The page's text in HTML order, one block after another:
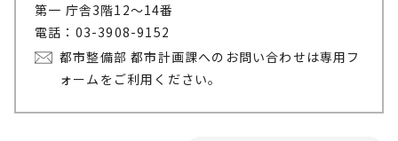
第一 庁舎3階12～14番
電話：03-3908-9152
都市整備部 都市計画課へのお問い合わせは専用フ
ォームをご利用ください。